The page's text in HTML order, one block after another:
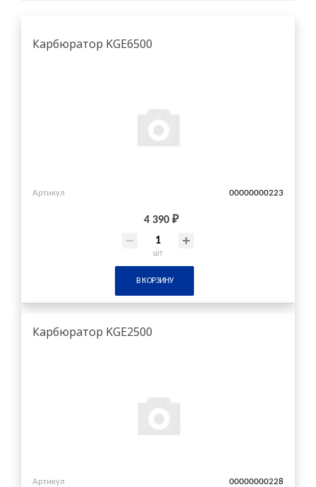
Карбюратор KGE6500
Артикул 00000000223
4 390 ₽
шт
В КОРЗИНУ
Карбюратор KGE2500
Артикул 00000000228